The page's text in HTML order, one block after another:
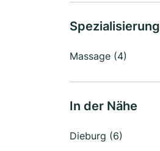
Spezialisierung
Massage (4)
In der Nähe
Dieburg (6)